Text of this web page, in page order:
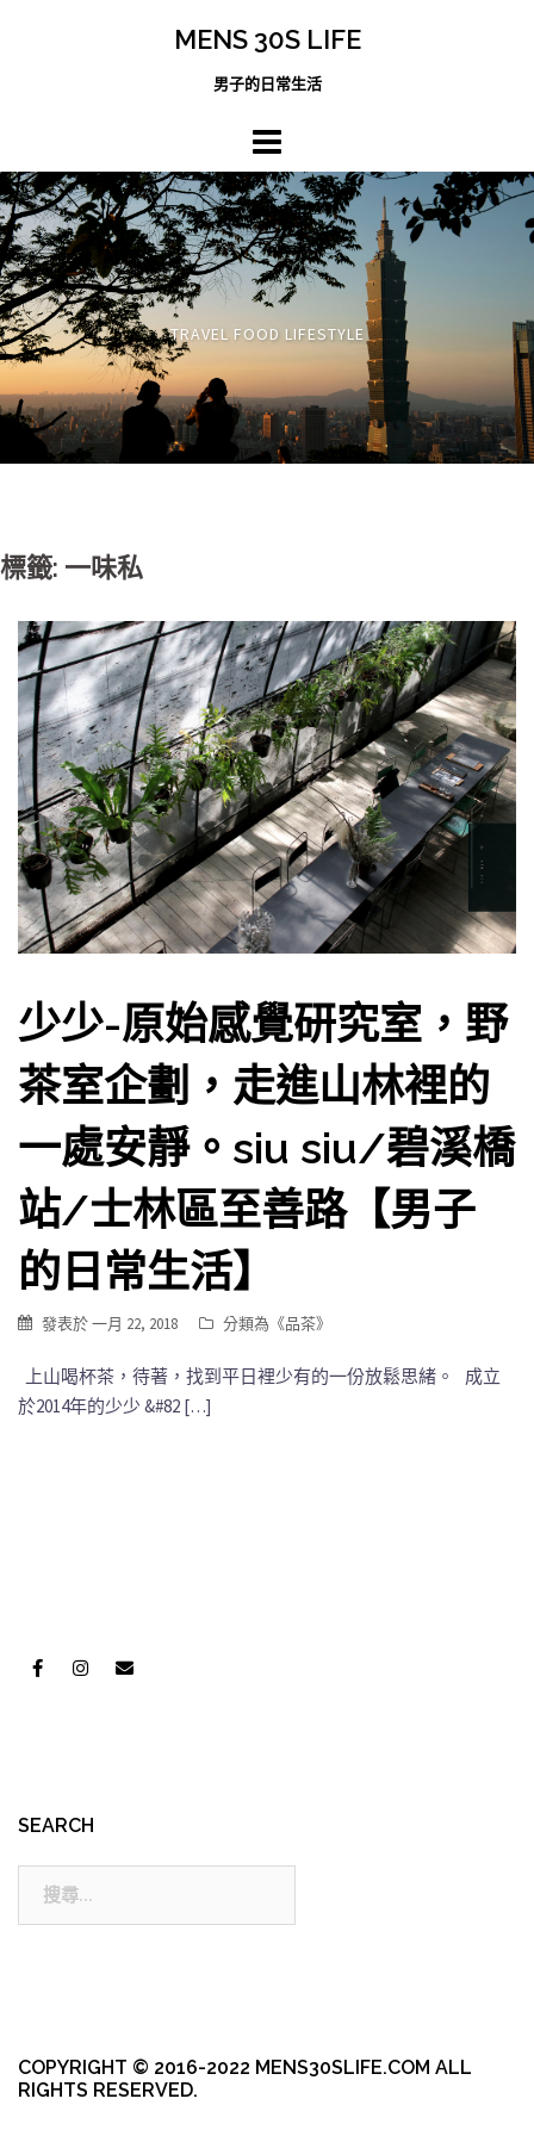
MENS 30S LIFE
男子的日常生活
TRAVEL FOOD LIFESTYLE
標籤: 一味私
少少-原始感覺研究室，野
茶室企劃，走進山林裡的
一處安靜。siu siu/碧溪橋
站/士林區至善路【男子
的日常生活】
發表於一月 22, 2018 分類為《品茶》
上山喝杯茶，待著，找到平日裡少有的一份放鬆思緒。 成立
於2014年的少少 &#82 […]
SEARCH
COPYRIGHT © 2016-2022 MENS30SLIFE.COM ALL
RIGHTS RESERVED.